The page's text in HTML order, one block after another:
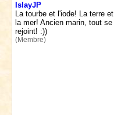
IslayJP
La tourbe et l'iode! La terre et
la mer! Ancien marin, tout se
rejoint! :))
(Membre)